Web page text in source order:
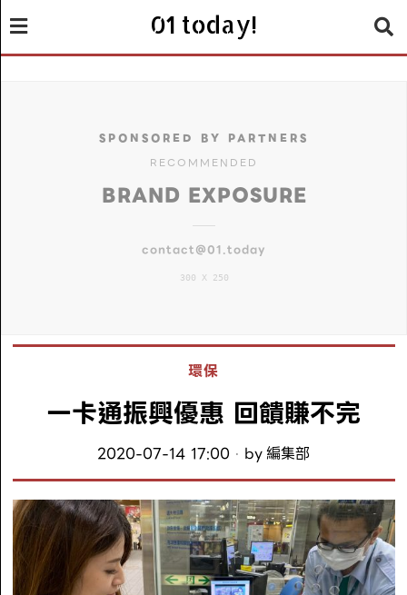
01 today!
SPONSORED BY PARTNERS
RECOMMENDED
BRAND EXPOSURE
contact@01.today
300 X 250
環保
一卡通振興優惠 回饋賺不完
2020-07-14 17:00 by編集部